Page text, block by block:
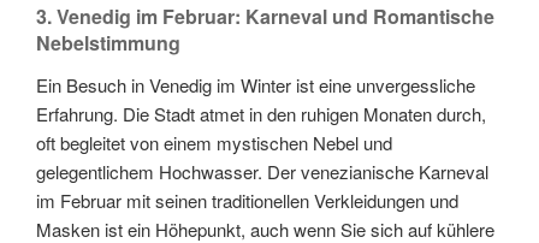
3. Venedig im Februar: Karneval und Romantische
Nebelstimmung
Ein Besuch in Venedig im Winter ist eine unvergessliche
Erfahrung. Die Stadt atmet in den ruhigen Monaten durch,
oft begleitet von einem mystischen Nebel und
gelegentlichem Hochwasser. Der venezianische Karneval
im Februar mit seinen traditionellen Verkleidungen und
Masken ist ein Höhepunkt, auch wenn Sie sich auf kühlere